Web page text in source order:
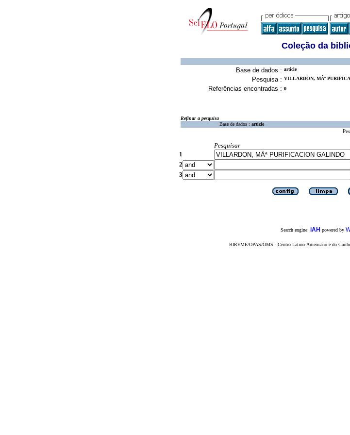
Coleção da
Base de dados : article
Pesquisa : VILLARDON, MÂª
Referências encontradas : 0
Refinar a pesquisa
Base de dados : article
Pesquisar
1
2
3
Search engine: iAH powered by
BIREME/OPAS/OMS - Centro Latino-Americano e do